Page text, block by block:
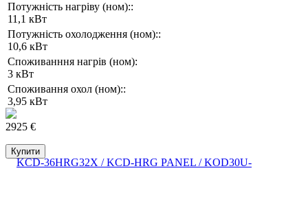
Потужність нагріву (ном)::
11,1 кВт
Потужність охолодження (ном)::
10,6 кВт
Споживанння нагрів (ном):
3 кВт
Споживання охол (ном)::
3,95 кВт
2925 €
Купити